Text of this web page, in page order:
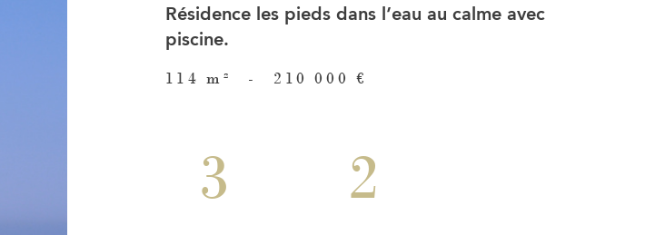
Résidence les pieds dans l’eau au calme avec
piscine.
114 m² - 210 000 €
3 2